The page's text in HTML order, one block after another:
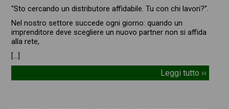
“Sto cercando un distributore affidabile. Tu con chi lavori?”.
Nel nostro settore succede ogni giorno: quando un
imprenditore deve scegliere un nuovo partner non si affida
alla rete,
[…]
Leggi tutto ››